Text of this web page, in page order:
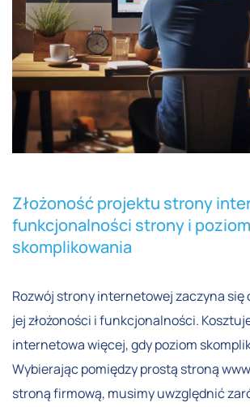
Złożoność projektu strony
funkcjonalności strony i
skomplikowania
Rozwój strony internetowej zaczyna się
jej złożoności i funkcjonalności.
internetowa więcej, gdy poziom
Wybierając pomiędzy prostą stroną
stroną firmową, musimy uwzględnić